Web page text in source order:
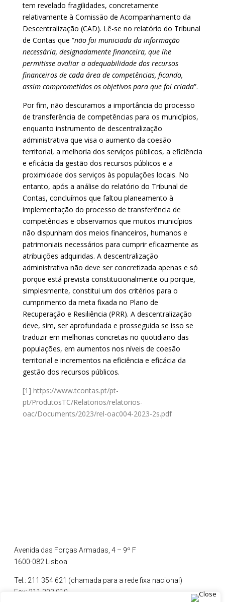
tem revelado fragilidades, concretamente
relativamente à Comissão de Acompanhamento da
Descentralização (CAD). Lê-se no relatório do Tribunal
de Contas que “não foi municiada da informação
necessária, designadamente financeira, que lhe
permitisse avaliar a adequabilidade dos recursos
financeiros de cada área de competências, ficando,
assim comprometidos os objetivos para que foi criada”.
Por fim, não descuramos a importância do processo
de transferência de competências para os municípios,
enquanto instrumento de descentralização
administrativa que visa o aumento da coesão
territorial, a melhoria dos serviços públicos, a eficiência
e eficácia da gestão dos recursos públicos e a
proximidade dos serviços às populações locais. No
entanto, após a análise do relatório do Tribunal de
Contas, concluímos que faltou planeamento à
implementação do processo de transferência de
competências e observamos que muitos municípios
não dispunham dos meios financeiros, humanos e
patrimoniais necessários para cumprir eficazmente as
atribuições adquiridas. A descentralização
administrativa não deve ser concretizada apenas e só
porque está prevista constitucionalmente ou porque,
simplesmente, constitui um dos critérios para o
cumprimento da meta fixada no Plano de
Recuperação e Resiliência (PRR). A descentralização
deve, sim, ser aprofundada e prosseguida se isso se
traduzir em melhorias concretas no quotidiano das
populações, em aumentos nos níveis de coesão
territorial e incrementos na eficiência e eficácia da
gestão dos recursos públicos.
[1] https://www.tcontas.pt/pt-
pt/ProdutosTC/Relatorios/relatorios-
oac/Documents/2023/rel-oac004-2023-2s.pdf
Avenida das Forças Armadas, 4 – 9º F
1600-082 Lisboa
Tel.: 211 354 621 (chamada para a rede fixa nacional)
Fax: 211 303 910